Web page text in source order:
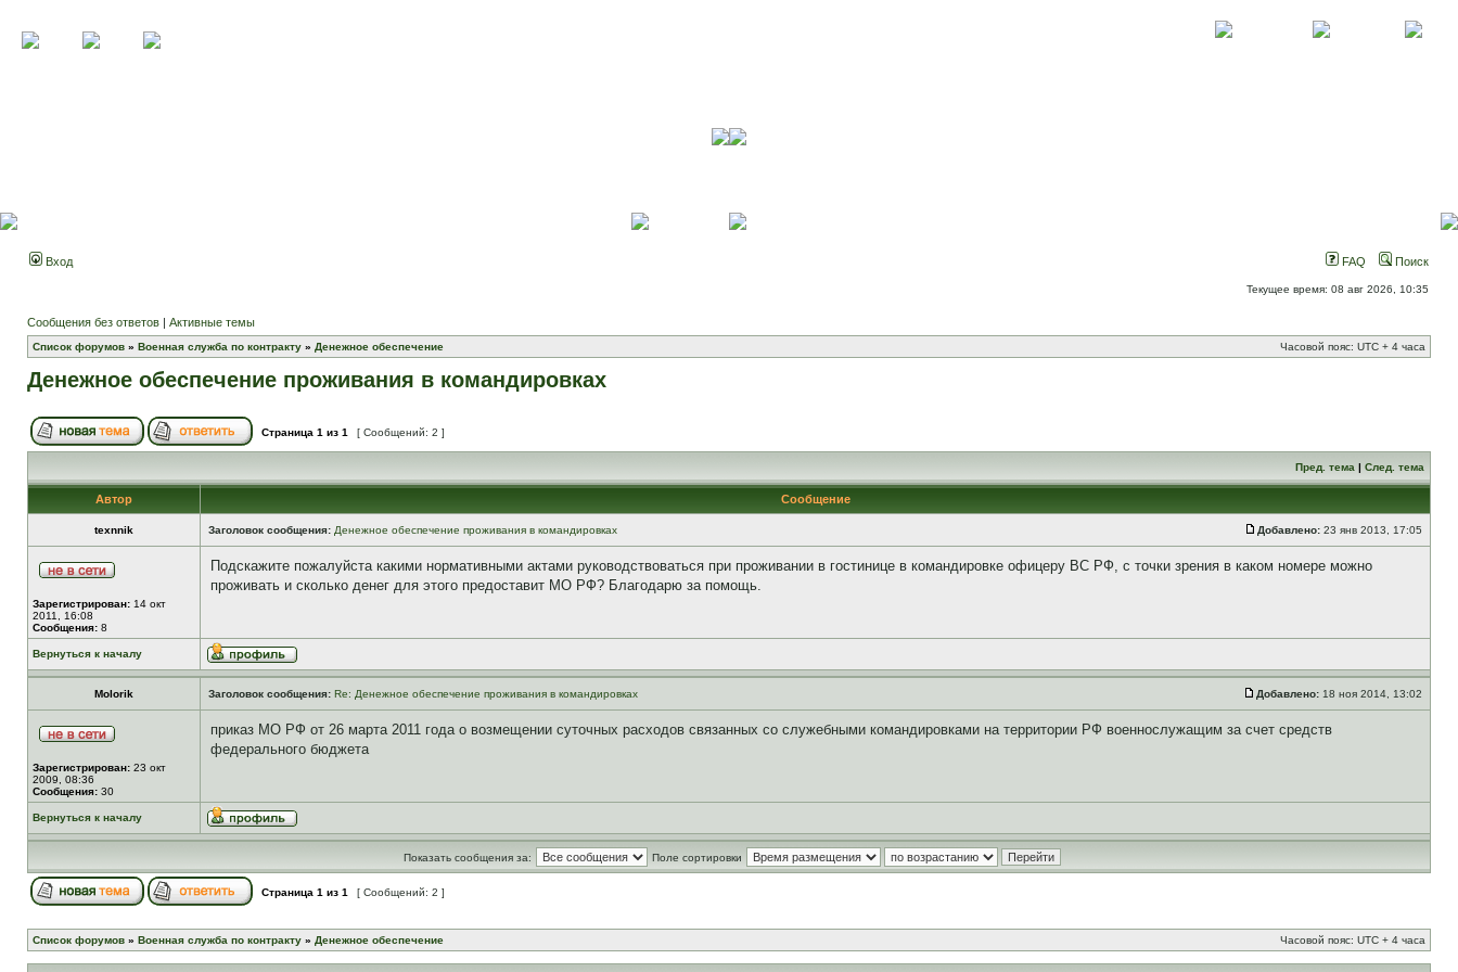
Вход FAQ Поиск
Текущее время: 08 авг 2026, 10:35
Сообщения без ответов | Активные темы
Список форумов » Военная служба по контракту » Денежное обеспечение Часовой пояс: UTC + 4 часа
Денежное обеспечение проживания в командировках
Страница 1 из 1 [ Сообщений: 2 ]
Пред. тема | След. тема
Автор Сообщение
texnnik Заголовок сообщения: Денежное обеспечение проживания в командировках Добавлено: 23 янв 2013, 17:05
Зарегистрирован: 14 окт
2011, 16:08
Сообщения: 8
Подскажите пожалуйста какими нормативными актами руководствоваться при проживании в гостинице в командировке офицеру ВС РФ, с точки зрения в каком номере можно
проживать и сколько денег для этого предоставит МО РФ? Благодарю за помощь.
Вернуться к началу
Molorik Заголовок сообщения: Re: Денежное обеспечение проживания в командировках Добавлено: 18 ноя 2014, 13:02
Зарегистрирован: 23 окт
2009, 08:36
Сообщения: 30
приказ МО РФ от 26 марта 2011 года о возмещении суточных расходов связанных со служебными командировками на территории РФ военнослужащим за счет средств
федерального бюджета
Вернуться к началу
Показать сообщения за: Поле сортировки
Страница 1 из 1 [ Сообщений: 2 ]
Список форумов » Военная служба по контракту » Денежное обеспечение Часовой пояс: UTC + 4 часа